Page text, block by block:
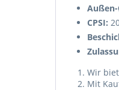
CPSI:
Wir
Mit